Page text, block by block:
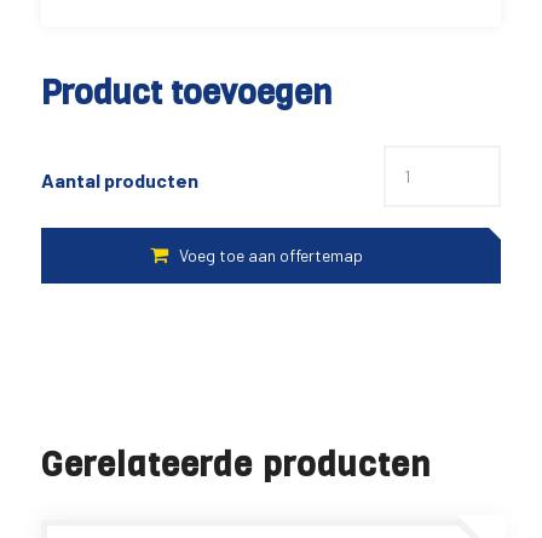
Product toevoegen
Aantal producten
Gerelateerde producten